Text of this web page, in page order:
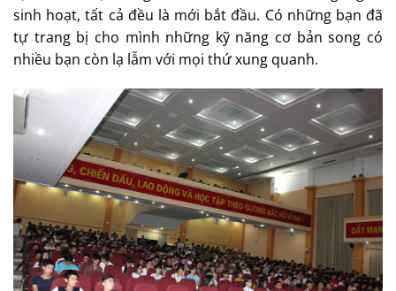
sinh hoạt, tất cả đều là mới bắt đầu. Có những bạn đã
tự trang bị cho mình những kỹ năng cơ bản song có
nhiều bạn còn lạ lẫm với mọi thứ xung quanh.